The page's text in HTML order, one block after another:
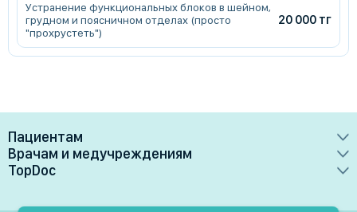
Устранение функциональных блоков в шейном,
грудном и поясничном отделах (просто
"прохрустеть")
20 000 тг
Пациентам
Врачи
Клиники
Врачам и медучреждениям
Преимущества
TopDoc